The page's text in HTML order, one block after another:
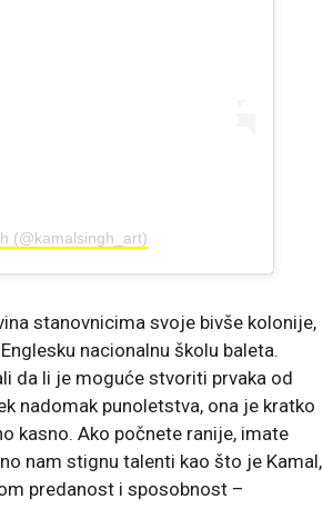
(@kamalsingh_art)
stanovnicima svoje bivše kolonije,
nacionalnu školu baleta.
da li je moguće stvoriti prvaka od
nadomak punoletstva, ona je kratko
kasno. Ako počnete ranije, imate
nam stignu talenti kao što je Kamal,
predanost i sposobnost –